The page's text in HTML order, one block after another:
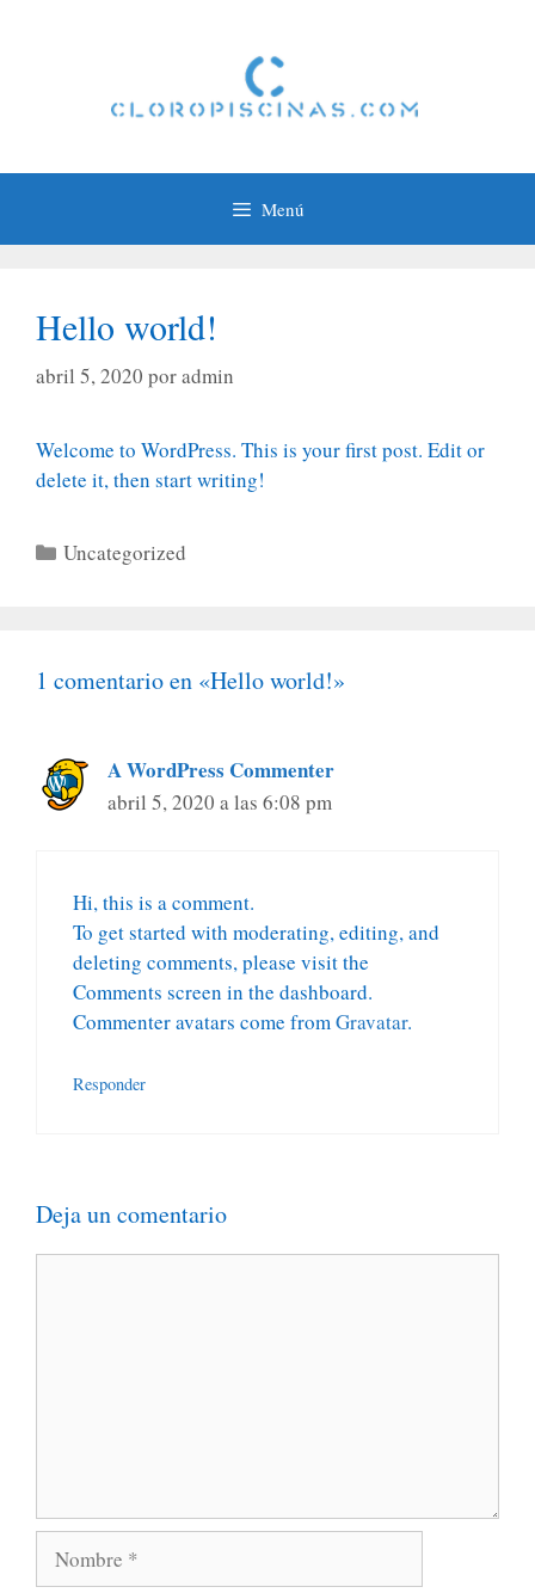
Menú
Hello world!
abril 5, 2020 poradmin
Welcome to WordPress. This is your first post. Edit or
delete it, then start writing!
Categorías
Uncategorized
1 comentario en «Hello world!»
A WordPress Commenter
abril 5, 2020 a las 6:08 pm
Hi, this is a comment.
To get started with moderating, editing, and
deleting comments, please visit the
Comments screen in the dashboard.
Commenter avatars come fromGravatar.
Responder
Deja un comentario